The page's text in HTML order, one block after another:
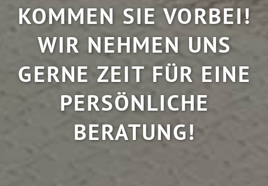
KOMMEN SIE VORBEI!
WIR NEHMEN UNS
GERNE ZEIT FÜR EINE
PERSÖNLICHE
BERATUNG!